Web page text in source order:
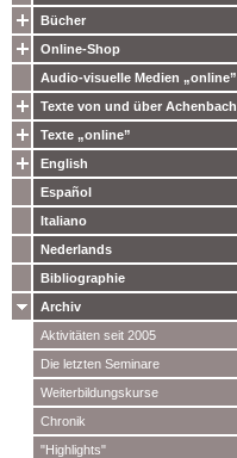
Bücher
Online-Shop
Audio-visuelle Medien „online”
Texte von und über Achenbach
Texte „online”
English
Español
Italiano
Nederlands
Bibliographie
Archiv
Aktivitäten seit 2005
Die letzten Seminare
Weiterbildungskurse
Chronik
"Highlights"